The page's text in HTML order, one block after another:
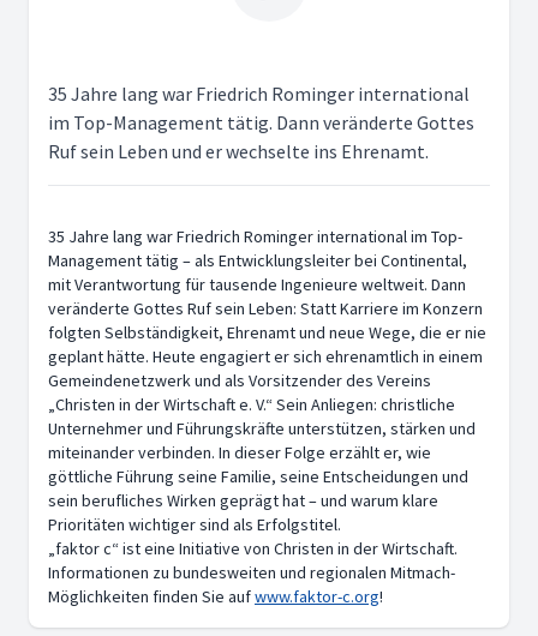
35 Jahre lang war Friedrich Rominger international
im Top-Management tätig. Dann veränderte Gottes
Ruf sein Leben und er wechselte ins Ehrenamt.
35 Jahre lang war Friedrich Rominger international im Top-
Management tätig – als Entwicklungsleiter bei Continental,
mit Verantwortung für tausende Ingenieure weltweit. Dann
veränderte Gottes Ruf sein Leben: Statt Karriere im Konzern
folgten Selbständigkeit, Ehrenamt und neue Wege, die er nie
geplant hätte. Heute engagiert er sich ehrenamtlich in einem
Gemeindenetzwerk und als Vorsitzender des Vereins
„Christen in der Wirtschaft e. V.“ Sein Anliegen: christliche
Unternehmer und Führungskräfte unterstützen, stärken und
miteinander verbinden. In dieser Folge erzählt er, wie
göttliche Führung seine Familie, seine Entscheidungen und
sein berufliches Wirken geprägt hat – und warum klare
Prioritäten wichtiger sind als Erfolgstitel.
„faktor c“ ist eine Initiative von Christen in der Wirtschaft.
Informationen zu bundesweiten und regionalen Mitmach-
Möglichkeiten finden Sie aufwww.faktor-c.org!